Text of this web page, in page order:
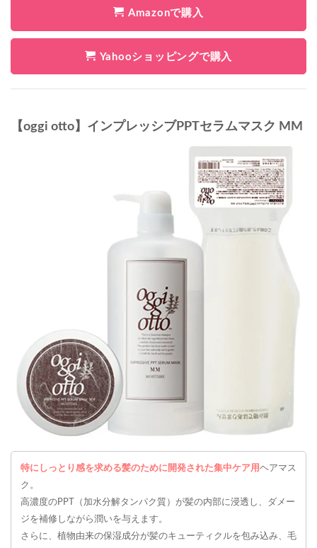
Amazonで購入
Yahooショッピングで購入
【oggi otto】インプレッシブPPTセラムマスク MM
特にしっとり感を求める髪のために開発された集中ケア用ヘアマス
ク。
高濃度のPPT（加水分解タンパク質）が髪の内部に浸透し、ダメー
ジを補修しながら潤いを与えます。
さらに、植物由来の保湿成分が髪のキューティクルを包み込み、毛